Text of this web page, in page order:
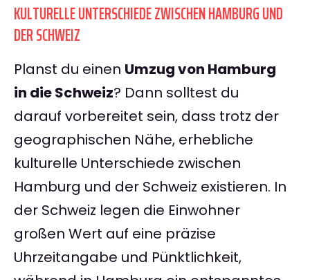
KULTURELLE UNTERSCHIEDE ZWISCHEN HAMBURG UND
DER SCHWEIZ
Planst du einen Umzug von Hamburg
in die Schweiz? Dann solltest du
darauf vorbereitet sein, dass trotz der
geographischen Nähe, erhebliche
kulturelle Unterschiede zwischen
Hamburg und der Schweiz existieren. In
der Schweiz legen die Einwohner
großen Wert auf eine präzise
Uhrzeitangabe und Pünktlichkeit,